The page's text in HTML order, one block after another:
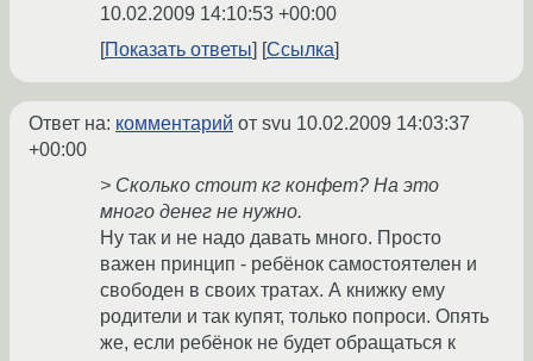
10.02.2009 14:10:53 +00:00
Показать ответы
Ссылка
Ответ на: комментарий от svu 10.02.2009 14:03:37
+00:00
> Сколько стоит кг конфет? На это
много денег не нужно.
Ну так и не надо давать много. Просто
важен принцип - ребёнок самостоятелен и
свободен в своих тратах. А книжку ему
родители и так купят, только попроси. Опять
же, если ребёнок не будет обращаться к